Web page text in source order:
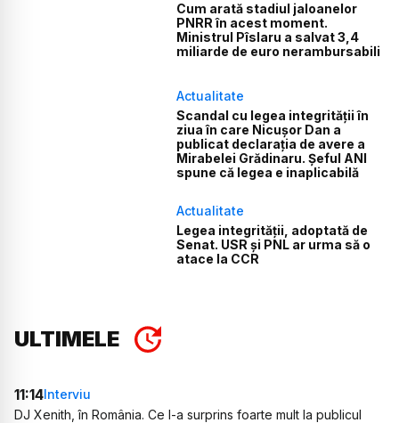
Cum arată stadiul jaloanelor
PNRR în acest moment.
Ministrul Pîslaru a salvat 3,4
miliarde de euro nerambursabili
Actualitate
Scandal cu legea integrității în
ziua în care Nicușor Dan a
publicat declarația de avere a
Mirabelei Grădinaru. Șeful ANI
spune că legea e inaplicabilă
Actualitate
Legea integrității, adoptată de
Senat. USR și PNL ar urma să o
atace la CCR
ULTIMELE
11:14Interviu
DJ Xenith, în România. Ce l-a surprins foarte mult la publicul